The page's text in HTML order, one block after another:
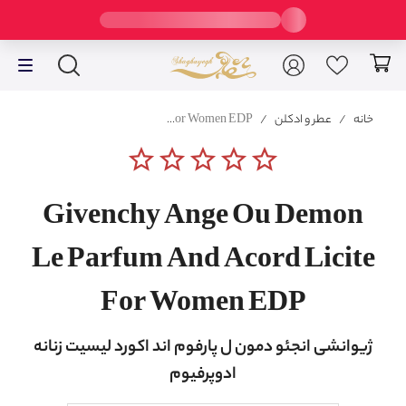
خانه / عطر و ادکلن /
Givenchy Ange Ou Demon Le Parfum And Acord Licite For Women EDP
star_borderstar_borderstar_borderstar_borderstar_border
Givenchy Ange Ou Demon
Le Parfum And Acord Licite
For Women EDP
ژیوانشی انجئو دمون ل پارفوم اند اکورد لیسیت زنانه
ادوپرفیوم